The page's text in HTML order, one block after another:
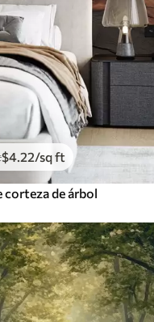
$4 .22/sq ft
corteza de árbol